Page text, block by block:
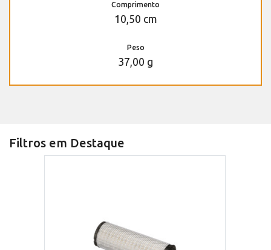
Comprimento
10,50 cm
Peso
37,00 g
Filtros em Destaque